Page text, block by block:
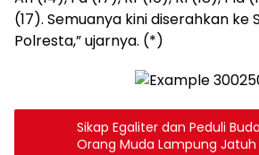
(17). Semuanya kini diserahkan ke
Polresta,” ujarnya. (*)
Sikap Egaliter dan Peduli
Orang Muda Lampung Jatuh